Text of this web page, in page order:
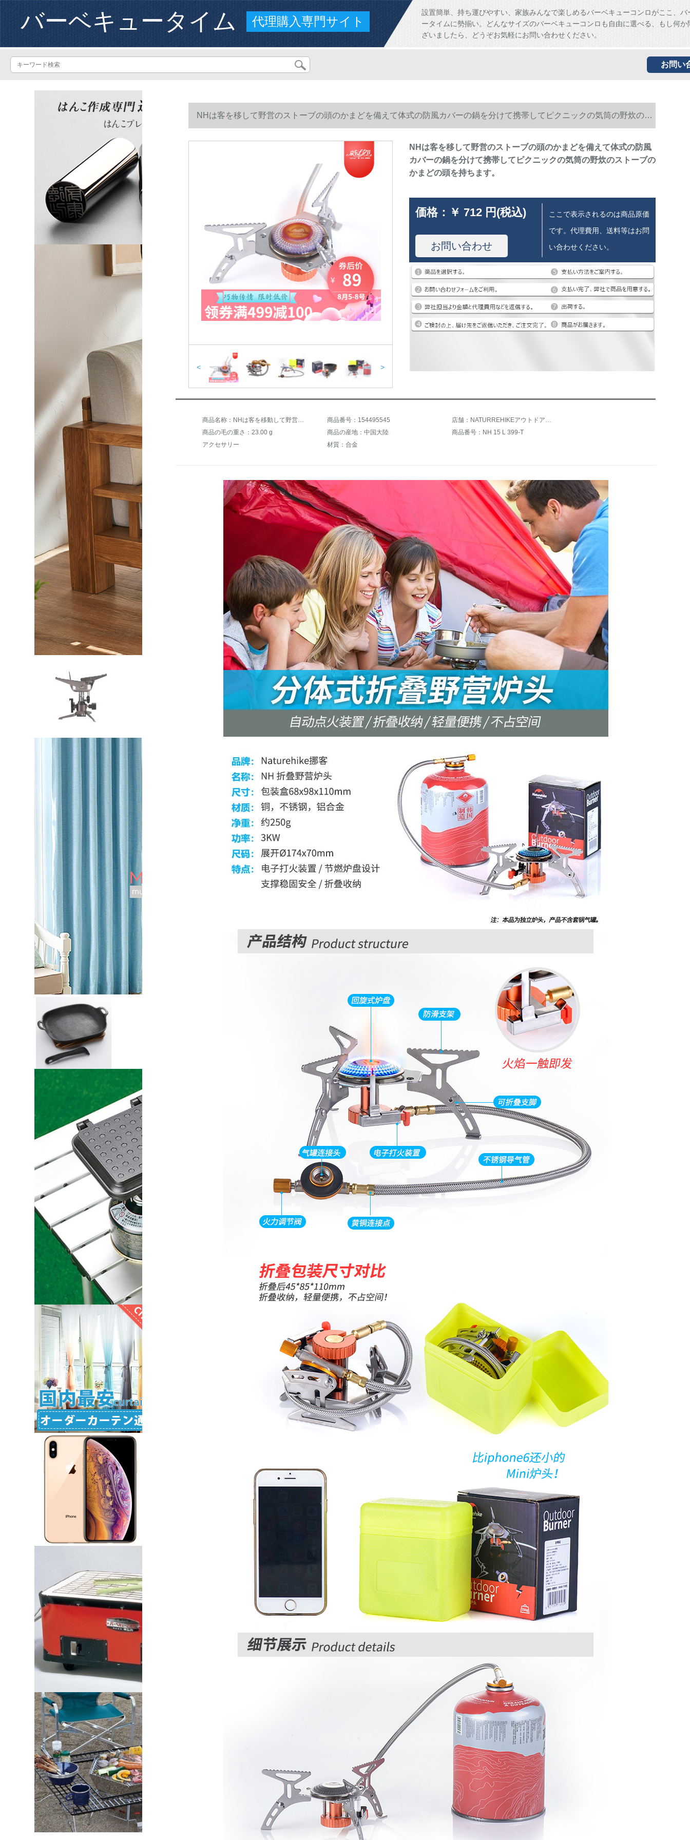
バーベキュータイム 代理購入専門サイト
設置簡単、持ち運びやすい、家族みんなで楽しめるバーベキューコンロがここ、バ
ータイムに勢揃い。どんなサイズのバーベキューコンロも自由に選べる、もし何か
ざいましたら、どうぞお気軽にお問い合わせください。
お問い
NHは客を移して野営のストーブの頭のかまどを備えて体式の防風カバーの鍋を分けて携帯してピクニックの気筒の野炊のス
トーブのかまどの頭を持ちます。
< >
NHは客を移して野営のストーブの頭のかまどを備えて体式の防風
カバーの鍋を分けて携帯してピクニックの気筒の野炊のストーブの
かまどの頭を持ちます。
価格： ￥ 712 円(税込)
お問い合わせ
ここで表示されるのは商品原価
です。代理費用、送料等はお問
い合わせください。
商品名称：NHは客を移動して野営のストーブの頭のかまどを備えて体式の防風カバーの鍋を分けて携帯してピクニックの気筒の野炊のストーブのかまどの頭を持ちます。 商品番号：154495545
店舗：NATURREHIKEアウトドアフラッグシップショップ
商品の毛の重さ：23.00 g
商品の産地：中国大陸
商品番号：NH 15 L 399-T
アクセサリー
材質：合金